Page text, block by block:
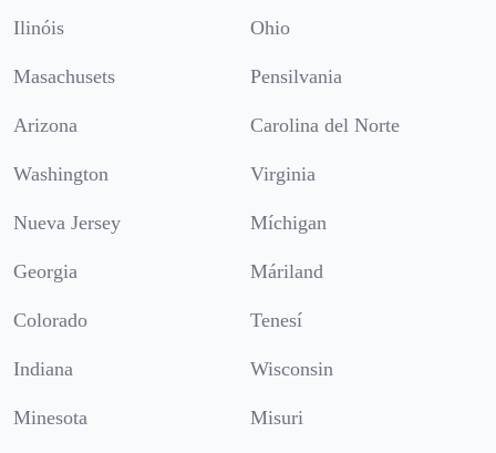
Ilinóis Ohio
Masachusets Pensilvania
Arizona Carolina del Norte
Washington Virginia
Nueva Jersey Míchigan
Georgia Máriland
Colorado Tenesí
Indiana Wisconsin
Minesota Misuri